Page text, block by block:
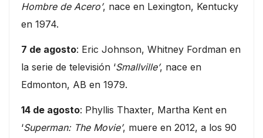
Hombre de Acero’, nace en Lexington, Kentucky
en 1974.
7 de agosto: Eric Johnson, Whitney Fordman en
la serie de televisión ‘Smallville’, nace en
Edmonton, AB en 1979.
14 de agosto: Phyllis Thaxter, Martha Kent en
‘Superman: The Movie’, muere en 2012, a los 90